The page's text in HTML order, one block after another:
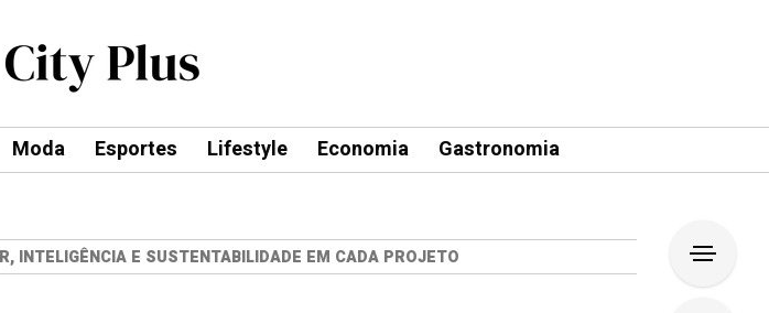
Moda Esportes Lifestyle Economia Gastronomia
INTELIGÊNCIA E SUSTENTABILIDADE EM CADA PROJETO